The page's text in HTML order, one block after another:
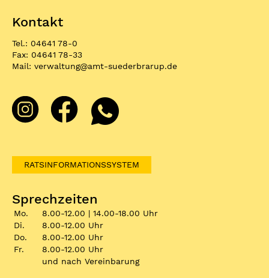
Kontakt
Tel.: 04641 78-0
Fax: 04641 78-33
Mail: verwaltung@amt-suederbrarup.de
RATSINFORMATIONSSYSTEM
Sprechzeiten
Mo.
8.00-12.00 | 14.00-18.00 Uhr
Di.
8.00-12.00 Uhr
Do.
8.00-12.00 Uhr
Fr.
8.00-12.00 Uhr
und nach Vereinbarung